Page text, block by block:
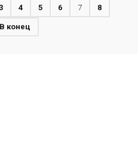
4 5 6 7 8
В конец